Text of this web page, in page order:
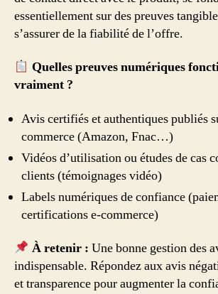
essentiellement sur des preuves
s’assurer de la fiabilité de l’offre.
Quelles preuves numériques
vraiment ?
Avis certifiés et authentiques publiés
commerce (Amazon, Fnac…)
Vidéos d’utilisation ou études de cas
clients (témoignages vidéo)
Labels numériques de confiance
certifications e-commerce)
À retenir : Une bonne gestion des
indispensable. Répondez aux avis
et transparence pour augmenter la